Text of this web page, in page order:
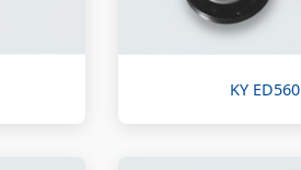
KY ED560